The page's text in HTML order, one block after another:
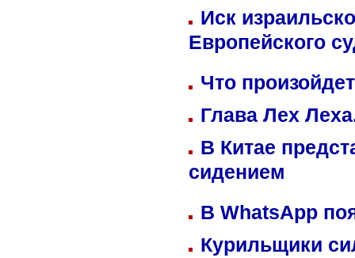
Иск
Европейского
Что
Глава Лех
В Китае
сидением
В WhatsApp
Курильщики